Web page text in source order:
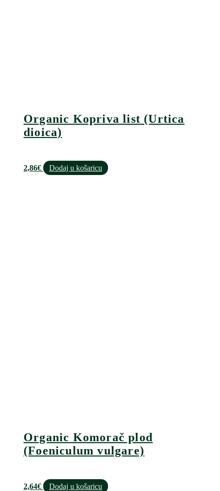
Organic Kopriva list (Urtica
dioica)
2,86€ Dodaj u košaricu
Organic Komorač plod
(Foeniculum vulgare)
2,64€ Dodaj u košaricu